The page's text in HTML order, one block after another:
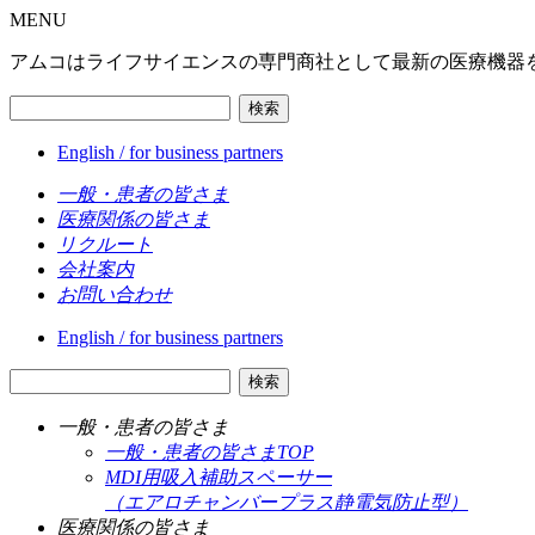
MENU
アムコはライフサイエンスの専門商社として最新の医療機器
検索
English / for business partners
一般・患者の皆さま
医療関係の皆さま
リクルート
会社案内
お問い合わせ
English / for business partners
検索
一般・患者の皆さま
一般・患者の皆さまTOP
MDI用吸入補助スペーサー
（エアロチャンバープラス静電気防止型）
医療関係の皆さま